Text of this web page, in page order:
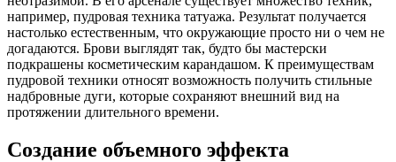
например, пудровая техника татуажа. Результат получается
настолько естественным, что окружающие просто ни о чем не
догадаются. Брови выглядят так, будто бы мастерски
подкрашены косметическим карандашом. К преимуществам
пудровой техники относят возможность получить стильные
надбровные дуги, которые сохраняют внешний вид на
протяжении длительного времени.
Создание объемного эффекта